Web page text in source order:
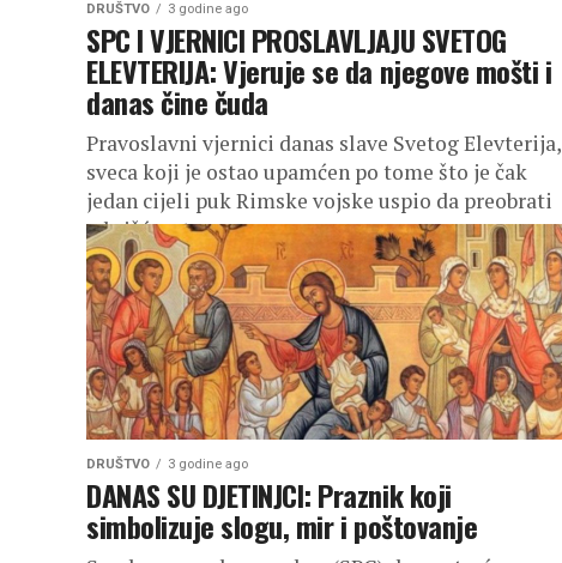
DRUŠTVO 3 godine ago
SPC I VJERNICI PROSLAVLJAJU SVETOG
ELEVTERIJA: Vjeruje se da njegove mošti i
danas čine čuda
Pravoslavni vjernici danas slave Svetog Elevterija,
sveca koji je ostao upamćen po tome što je čak
jedan cijeli puk Rimske vojske uspio da preobrati
u hrišćanstvo....
DRUŠTVO 3 godine ago
DANAS SU DJETINJCI: Praznik koji
simbolizuje slogu, mir i poštovanje